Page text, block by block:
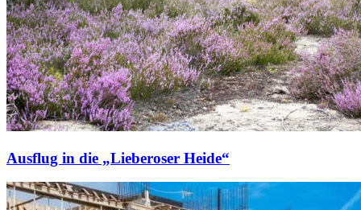
Ausflug in die „Lieberoser Heide“